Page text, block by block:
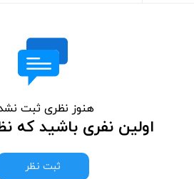
هنوز نظری ثبت
اولین نفری باشید که
ثبت نظر